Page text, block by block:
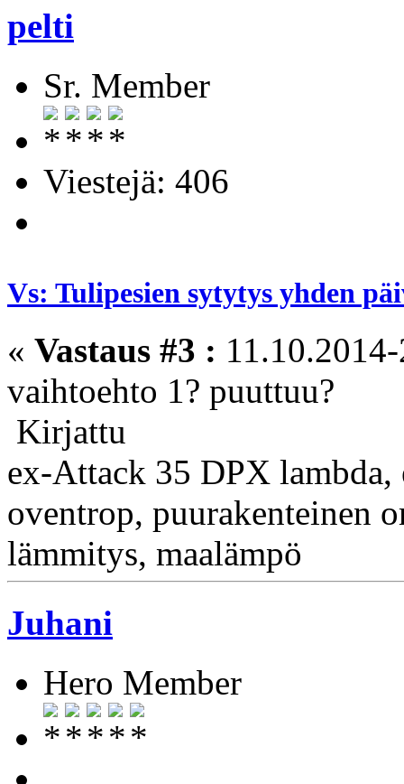
pelti
Sr. Member
Viestejä: 406
Vs: Tulipesien sytytys yhden
« Vastaus #3 :
vaihtoehto 1? puuttuu?
Kirjattu
ex-Attack 35 DPX lambda,
oventrop, puurakenteinen
lämmitys, maalämpö
Juhani
Hero Member